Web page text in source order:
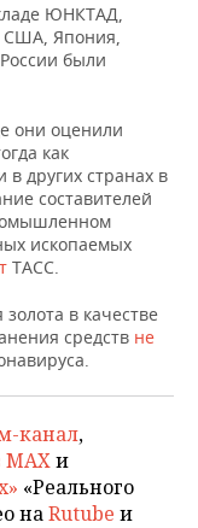
ЮНКТАД,
США, Япония,
были
они оценили
как
других странах в
составителей
ископаемых
ТАСС.
в качестве
средств не
канал,
MAXи
«Реального
наRutube и